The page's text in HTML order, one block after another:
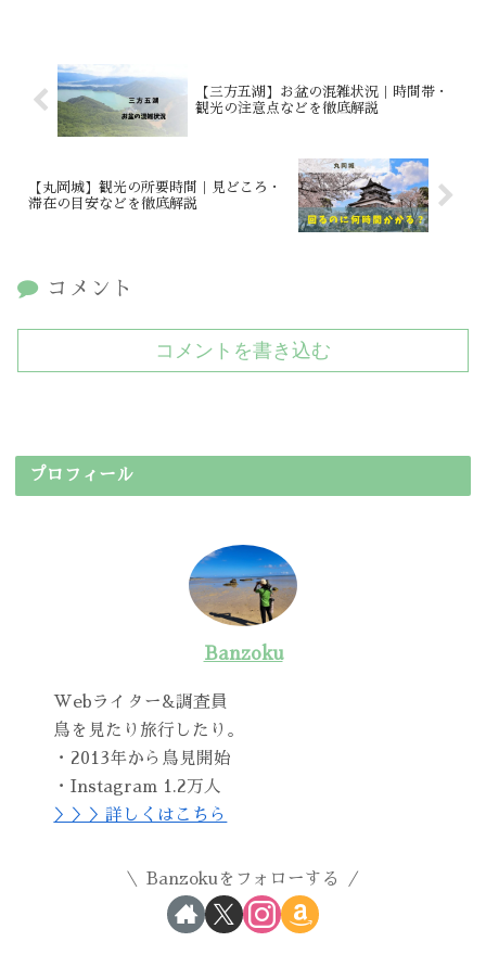
【三方五湖】お盆の混雑状況｜時間帯・
観光の注意点などを徹底解説
【丸岡城】観光の所要時間｜見どころ・
滞在の目安などを徹底解説
コメント
コメントを書き込む
プロフィール
Banzoku
Webライター&調査員
鳥を見たり旅行したり。
・2013年から鳥見開始
・Instagram 1.2万人
＞＞＞詳しくはこちら
Banzokuをフォローする